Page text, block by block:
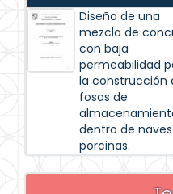
Diseño de una
mezcla de
con baja
permeabilidad
la construcción
fosas de
dentro de naves
porcinas.